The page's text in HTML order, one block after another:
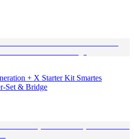
+ X Starter Kit Smartes
Set & Bridge